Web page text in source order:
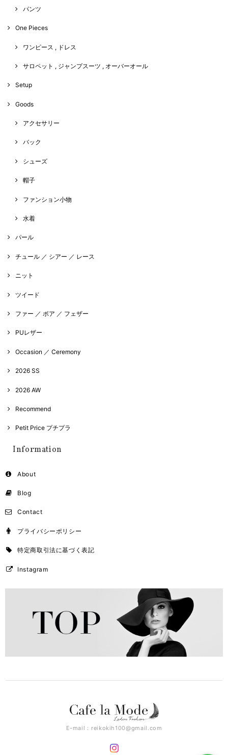
パンツ
One Pieces
ワンピース , ドレス
サロペット , ジャンプスーツ , オーバーオール
Setup
Goods
アクセサリー
バック
シューズ
帽子
ファンション小物
水着
パール
チュール ／ シアー ／ レース
ニット
ツイード
ファー ／ ボア ／ フェザー
PUレザー
Occasion ／ Ceremony
2026 SS
2026 AW
Recommend
Petit Price プチプラ
Information
About
Blog
Contact
プライバシーポリシー
特定商取引法に基づく表記
Instagram
E-mail： reikokih100@gmail.com